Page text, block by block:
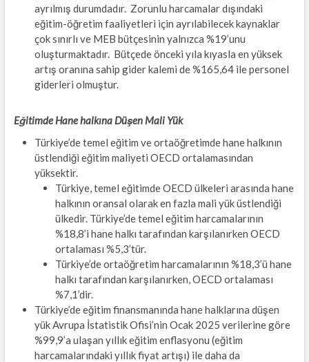
ayrılmış durumdadır. Zorunlu harcamalar dışındaki
eğitim-öğretim faaliyetleri için ayrılabilecek kaynaklar
çok sınırlı ve MEB bütçesinin yalnızca %19’unu
oluşturmaktadır. Bütçede önceki yıla kıyasla en yüksek
artış oranına sahip gider kalemi de %165,64 ile personel
giderleri olmuştur.
Eğitimde Hane halkına Düşen Mali Yük
Türkiye’de temel eğitim ve ortaöğretimde hane halkının
üstlendiği eğitim maliyeti OECD ortalamasından
yüksektir.
Türkiye, temel eğitimde OECD ülkeleri arasında hane
halkının oransal olarak en fazla mali yük üstlendiği
ülkedir. Türkiye’de temel eğitim harcamalarının
%18,8’i hane halkı tarafından karşılanırken OECD
ortalaması %5,3’tür.
Türkiye’de ortaöğretim harcamalarının %18,3’ü hane
halkı tarafından karşılanırken, OECD ortalaması
%7,1’dir.
Türkiye’de eğitim finansmanında hane halklarına düşen
yük Avrupa İstatistik Ofisi’nin Ocak 2025 verilerine göre
%99,9’a ulaşan yıllık eğitim enflasyonu (eğitim
harcamalarındaki yıllık fiyat artışı) ile daha da